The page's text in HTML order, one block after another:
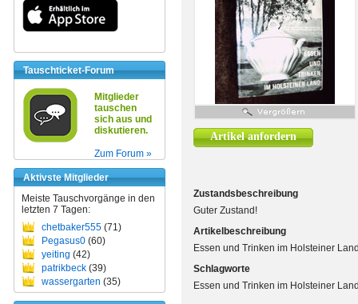
Tauschticket-Forum
Mitglieder
tauschen
sich aus und
diskutieren.
Zum Forum »
Aktivste Mitglieder
Meiste Tauschvorgänge in den
letzten 7 Tagen:
chetbaker555 (71)
Pegasus0 (60)
yeiting (42)
patrikbeck (39)
wassergarten (35)
Artikel anfordern
Zustandsbeschreibung
Guter Zustand!
Artikelbeschreibung
Essen und Trinken im Holsteiner
Schlagworte
Essen und Trinken im Holsteiner